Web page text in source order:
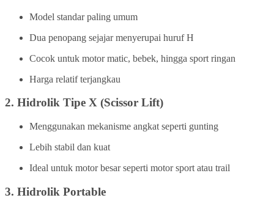
Model standar paling umum
Dua penopang sejajar menyerupai huruf H
Cocok untuk motor matic, bebek, hingga sport ringan
Harga relatif terjangkau
2. Hidrolik Tipe X (Scissor Lift)
Menggunakan mekanisme angkat seperti gunting
Lebih stabil dan kuat
Ideal untuk motor besar seperti motor sport atau trail
3. Hidrolik Portable